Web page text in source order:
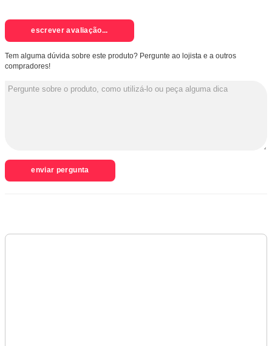
escrever avaliação...
Tem alguma dúvida sobre este produto? Pergunte ao lojista e a outros
compradores!
enviar pergunta